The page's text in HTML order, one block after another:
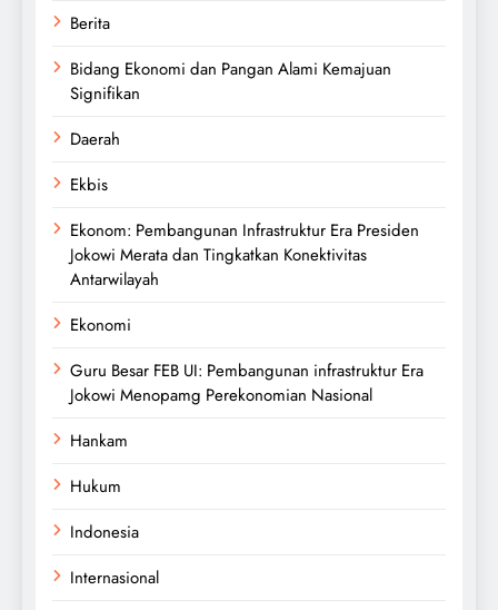
Berita
Bidang Ekonomi dan Pangan Alami Kemajuan
Signifikan
Daerah
Ekbis
Ekonom: Pembangunan Infrastruktur Era Presiden
Jokowi Merata dan Tingkatkan Konektivitas
Antarwilayah
Ekonomi
Guru Besar FEB UI: Pembangunan infrastruktur Era
Jokowi Menopamg Perekonomian Nasional
Hankam
Hukum
Indonesia
Internasional